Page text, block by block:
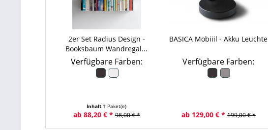
2er Set Radius Design -
Booksbaum Wandregal...
Verfügbare Farben:
Inhalt 1 Paket(e)
ab 88,20 € * 98,00 € *
BASICA Mobiiil - Akku Leuchte
Verfügbare Farben:
ab 129,00 € * 199,00 € *